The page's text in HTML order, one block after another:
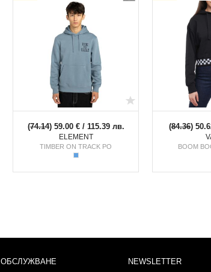
(74.14) 59.00 € / 115.39 лв.
ELEMENT
TIMBER ON TRACK PO
(84.36)
BOOM
ОБСЛУЖВАНЕ NEWSLETTER